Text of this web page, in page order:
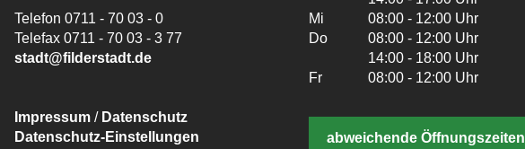
Telefon 0711 - 70 03 - 0
Telefax 0711 - 70 03 - 3 77
stadt@filderstadt.de
Impressum / Datenschutz
Datenschutz-Einstellungen
Mi
08:00 - 12:00 Uhr
Do
08:00 - 12:00 Uhr
14:00 - 18:00 Uhr
Fr
08:00 - 12:00 Uhr
abweichende Öffnungszeiten